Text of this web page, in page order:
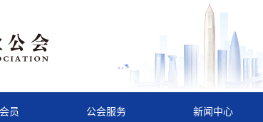
员 公会服务 新闻中心